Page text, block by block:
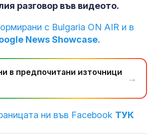
разговор във видеото.
с Bulgaria ON AIR и в
News Showcase.
в предпочитани източници
→
ни във Facebook ТУК